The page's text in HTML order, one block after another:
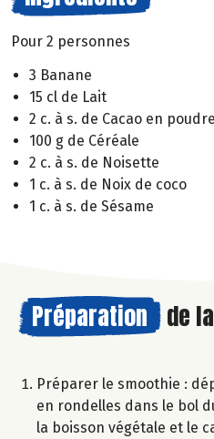
Pour 2 personnes
3 Banane
15 cl de Lait
2 c. à s. de Cacao en
100 g de Céréale
2 c. à s. de Noisette
1 c. à s. de Noix de coco
1 c. à s. de Sésame
Préparation de la
Préparer le smoothie :
en rondelles dans le bol
la boisson végétale et le